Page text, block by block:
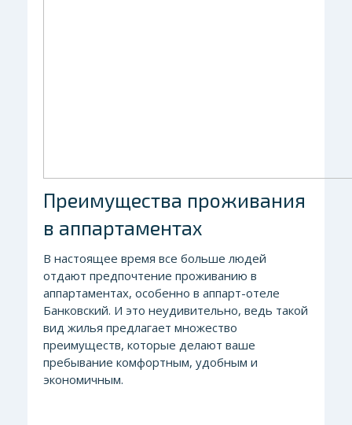
Преимущества проживания
в аппартаментах
В настоящее время все больше людей
отдают предпочтение проживанию в
аппартаментах, особенно в аппарт-отеле
Банковский. И это неудивительно, ведь такой
вид жилья предлагает множество
преимуществ, которые делают ваше
пребывание комфортным, удобным и
экономичным.